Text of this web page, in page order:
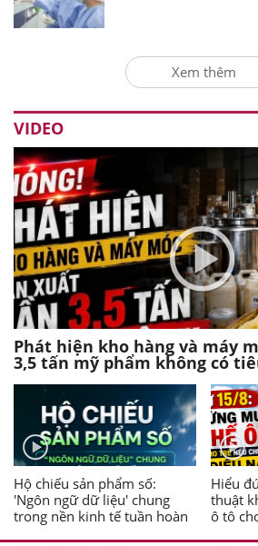
Xem thêm
VIDEO
Phát hiện kho hàng và máy
3,5 tấn mỹ phẩm không có
Hộ chiếu sản phẩm số:
'Ngôn ngữ dữ liệu' chung
trong nền kinh tế tuần hoàn
Hiểu
thuật
ô tô